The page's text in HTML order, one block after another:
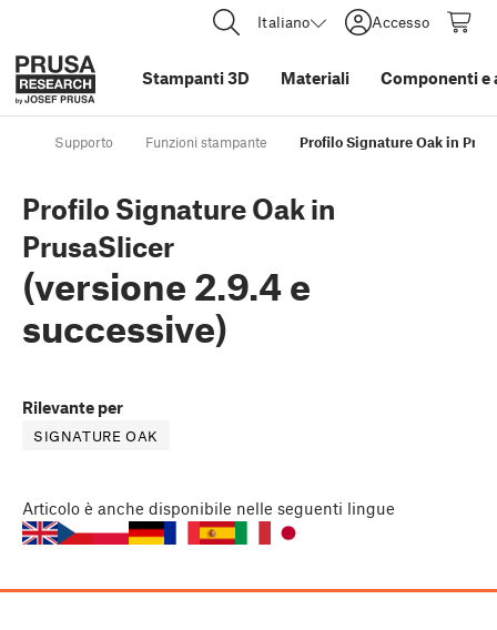
Italiano Accesso
Stampanti 3D Materiali Componenti e
Supporto Funzioni stampante Profilo Signature Oak in
Profilo Signature Oak in
PrusaSlicer
(versione 2.9.4 e
successive)
Rilevante per
SIGNATURE OAK
Articolo è anche disponibile nelle seguenti lingue